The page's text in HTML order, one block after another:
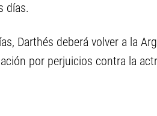
días.
Darthés deberá volver a la
por perjuicios contra la